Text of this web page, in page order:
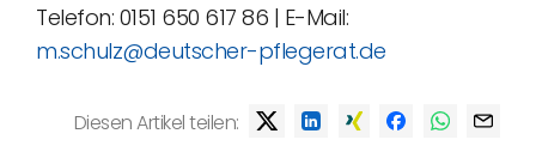
Telefon: 0151 650 617 86 | E-Mail:
m.schulz@deutscher-pflegerat.de
Diesen Artikel teilen: